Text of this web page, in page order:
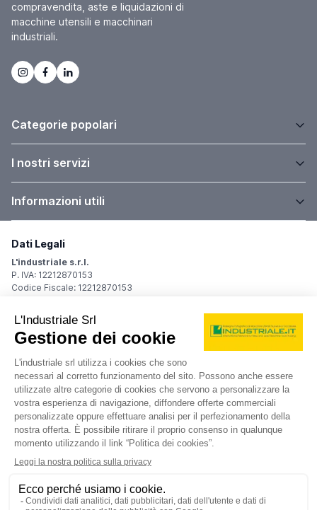
compravendita, aste e liquidazioni di
macchine utensili e macchinari
industriali.
Categorie popolari
I nostri servizi
Informazioni utili
Dati Legali
L'industriale s.r.l.
P. IVA: 12212870153
Codice Fiscale: 12212870153
Sede Legale
Via Carlo Dolci, 32
20148 Milano (MI)
Italy
Registro Imprese
Iscrizione R.I.: 12212870153
REA: MI-1539011
Capitale sociale: Euro 10.400,00 i.v.
Contatti
info@industriale.it
PEC:industriale@pec.industriale.it